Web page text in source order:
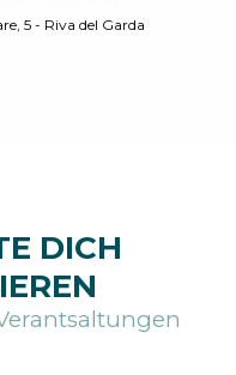
5 - Riva del Garda
DICH